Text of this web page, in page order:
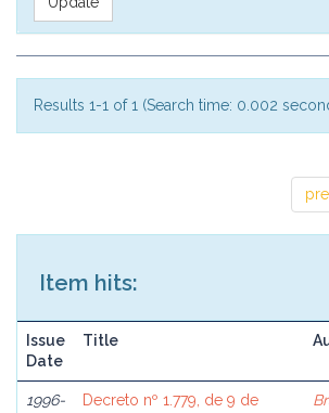
Results 1-1 of 1 (Search time: 0.002
Item hits:
Issue
Date
Title
1996-
Decreto nº 1.779, de 9 de